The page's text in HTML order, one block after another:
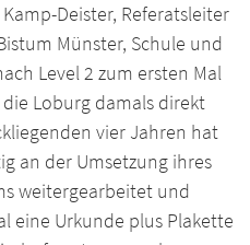
Deister, Referatsleiter
Münster, Schule und
Level 2 zum ersten Mal
Loburg damals direkt
vier Jahren hat
an der Umsetzung ihres
weitergearbeitet und
eine Urkunde plus Plakette